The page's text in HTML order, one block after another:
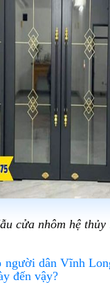
cửa nhôm hệ thủy
người dân Vĩnh
đến vậy?